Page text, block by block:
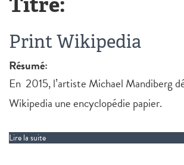
Print Wikipedia
Résumé:
En 2015, l’artiste Michael Mandiberg
Wikipedia une encyclopédie papier.
Lire la suite